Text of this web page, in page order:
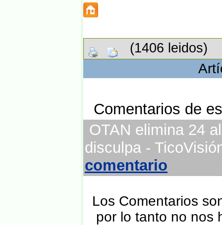
(1406 leidos)
Comentarios de
OTAN elimina 24
disculpa -
comentario
Los Comentarios
por lo tanto no nos